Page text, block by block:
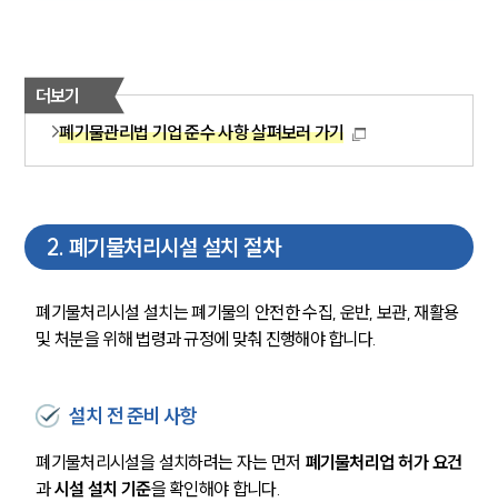
더보기
폐기물관리법 기업 준수 사항 살펴보러 가기
2. 폐기물처리시설 설치 절차
폐기물처리시설 설치는 폐기물의 안전한 수집, 운반, 보관, 재활용
및 처분을 위해 법령과 규정에 맞춰 진행해야 합니다.
설치 전 준비 사항
폐기물처리시설을 설치하려는 자는 먼저 폐기물처리업 허가 요건
과 시설 설치 기준을 확인해야 합니다.